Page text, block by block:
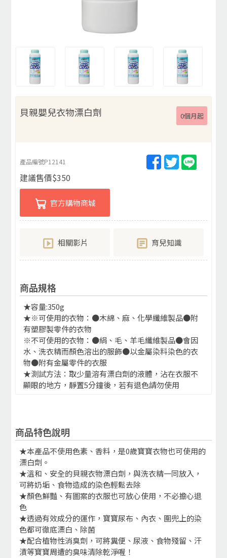
貝親嬰兒衣物漂白劑 0個月起
產品編號P12141
建議售價$350
官方購物商城
相關影片 育兒知識
商品規格
★容量:350g
★※可使用的衣物：●木綿、麻、化學纖維製品●附
有塑膠製零件的衣物
※不可使用的衣物：●絹、毛、羊毛纖維製品●會因
水、洗衣精而顏色溶出的服飾●以金屬染料染色的衣
物●附有金屬零件的衣服
★測試方法：取少量溶有漂白劑的液體，沾在衣服不
顯眼的地方，靜置5分鐘後，若有退色請勿使用
商品特色說明
★本產品不使用色素、香料，是0歲寶寶衣物也可使用的
漂白劑。
★溫和、安全的貝親衣物漂白劑，與洗衣精一同放入，
可將奶垢、食物造成的染色輕鬆去除
★顏色鮮豔、有圖案的衣服也可放心使用，不必擔心退
色
★透過有效成分的運作，寶寶尿布、內衣、圍兜上的染
色都可徹底漂白、除菌
★配合植物性消臭劑，可將糞便、尿液、食物殘留、汗
漬等寶寶周遭的臭味清除乾淨喔！